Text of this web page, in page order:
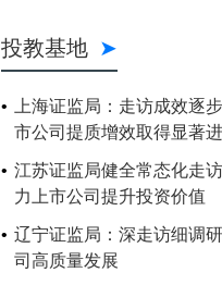
投教基地
上海证监局：走访成效逐
市公司提质增效取得显著
江苏证监局健全常态化走
力上市公司提升投资价值
辽宁证监局：深走访细调
司高质量发展